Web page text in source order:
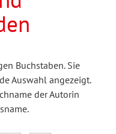
Buchstaben. Sie
Auswahl angezeigt.
der Autorin